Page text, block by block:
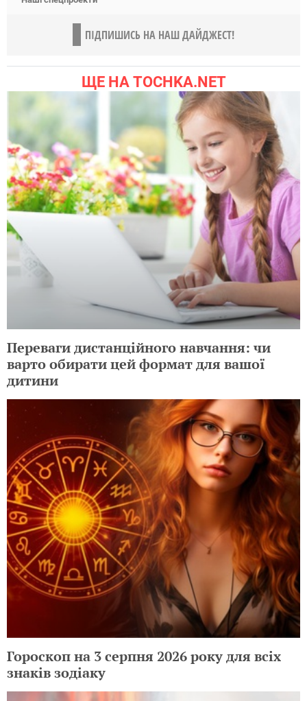
ПІДПИШИСЬ НА НАШ ДАЙДЖЕСТ!
ЩЕ НА TOCHKA.NET
Переваги дистанційного навчання: чи
варто обирати цей формат для вашої
дитини
Гороскоп на 3 серпня 2026 року для всіх
знаків зодіаку